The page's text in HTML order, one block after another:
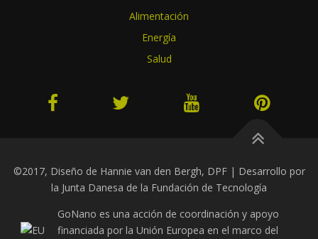
Alimentación
Energía
Salud
©2017, Diseño de Hannie van den Bergh, DPF | Desarrollo por
la Junta Danesa de la Fundación de Tecnología
GoNano es una acción de coordinación y apoyo
financiada por la Unión Europea en el marco del